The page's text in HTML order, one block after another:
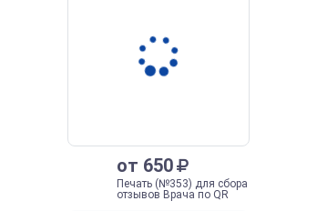
от 650
Печать (№353) для сбора
отзывов Врача по QR